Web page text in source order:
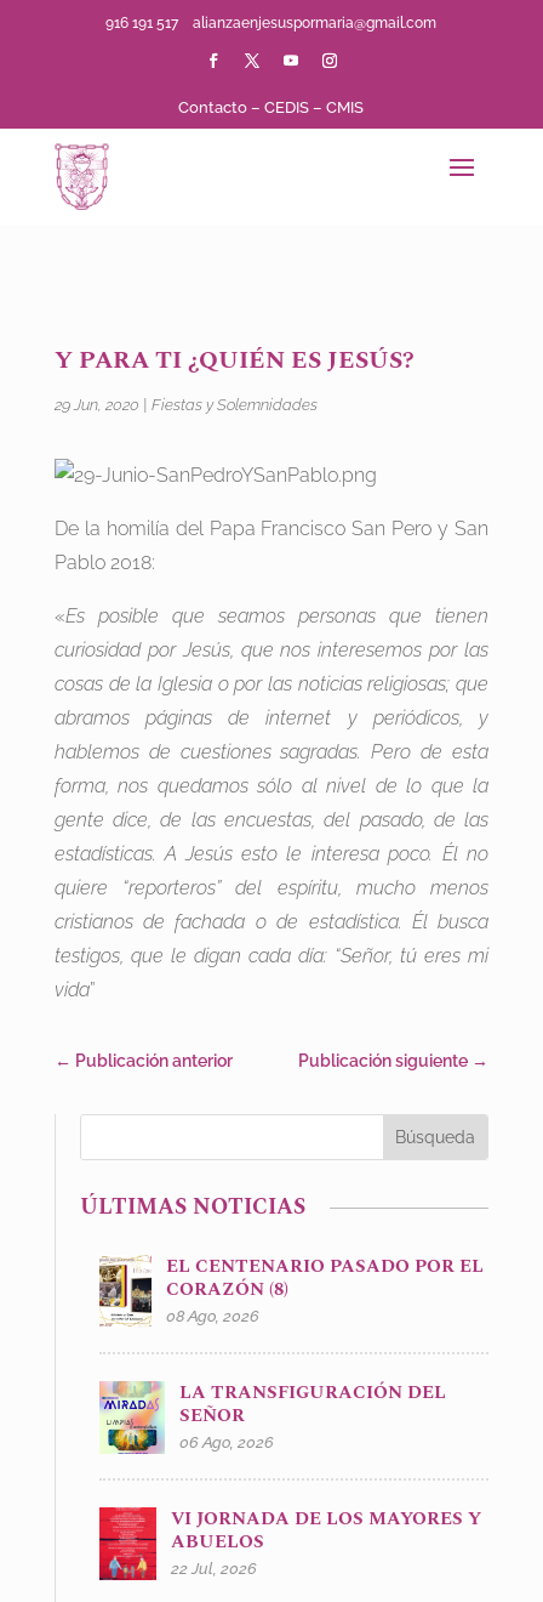
916 191 517alianzaenjesuspormaria@gmail.com
Contacto –CEDIS –CMIS
Y PARA TI ¿QUIÉN ES JESÚS?
29 Jun, 2020 Fiestas y Solemnidades
De la homilía del Papa Francisco San Pero y San
Pablo 2018:
«Es posible que seamos personas que tienen
curiosidad por Jesús, que nos interesemos por las
cosas de la Iglesia o por las noticias religiosas; que
abramos páginas de internet y periódicos, y
hablemos de cuestiones sagradas. Pero de esta
forma, nos quedamos sólo al nivel de lo que la
gente dice, de las encuestas, del pasado, de las
estadísticas. A Jesús esto le interesa poco. Él no
quiere “reporteros” del espíritu, mucho menos
cristianos de fachada o de estadística. Él busca
testigos, que le digan cada día: “Señor, tú eres mi
vida”
← Publicación anterior Publicación siguiente →
ÚLTIMAS NOTICIAS
EL CENTENARIO PASADO POR EL
CORAZÓN (8)
08 Ago, 2026
LA TRANSFIGURACIÓN DEL
SEÑOR
06 Ago, 2026
VI JORNADA DE LOS MAYORES Y
ABUELOS
22 Jul, 2026